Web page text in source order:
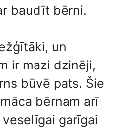
baudīt bērni.
un
ir mazi dzinēji,
būvē pats. Šie
bērnam arī
garīgai